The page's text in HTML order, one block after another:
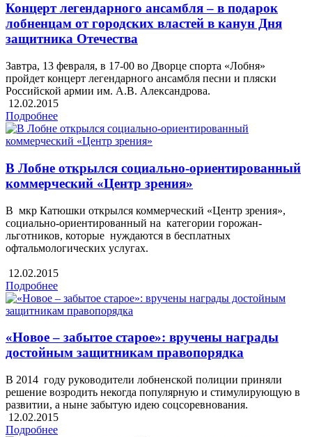
Концерт легендарного ансамбля – в подарок
лобненцам от городских властей в канун Дня
защитника Отечества
Завтра, 13 февраля, в 17-00 во Дворце спорта «Лобня»
пройдет концерт легендарного ансамбля песни и пляски
Российской армии им. А.В. Александрова.
12.02.2015
Подробнее
В Лобне открылся социально-ориентированный
коммерческий «Центр зрения»
В мкр Катюшки открылся коммерческий «Центр зрения»,
социально-ориентированный на категории горожан-
льготников, которые нуждаются в бесплатных
офтальмологических услугах.
12.02.2015
Подробнее
«Новое – забытое старое»: вручены награды
достойным защитникам правопорядка
В 2014 году руководители лобненской полиции приняли
решение возродить некогда популярную и стимулирующую в
развитии, а ныне забытую идею соцсоревнования.
12.02.2015
Подробнее